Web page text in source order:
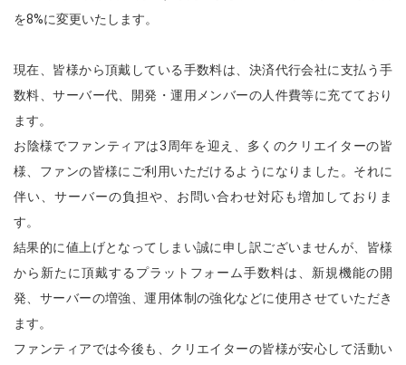
を8%に変更いたします。
現在、皆様から頂戴している手数料は、決済代行会社に支払う手
数料、サーバー代、開発・運用メンバーの人件費等に充てており
ます。
お陰様でファンティアは3周年を迎え、多くのクリエイターの皆
様、ファンの皆様にご利用いただけるようになりました。それに
伴い、サーバーの負担や、お問い合わせ対応も増加しておりま
す。
結果的に値上げとなってしまい誠に申し訳ございませんが、皆様
から新たに頂戴するプラットフォーム手数料は、新規機能の開
発、サーバーの増強、運用体制の強化などに使用させていただき
ます。
ファンティアでは今後も、クリエイターの皆様が安心して活動い